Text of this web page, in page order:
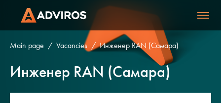
Main page Vacancies Инженер RAN (Самара)
Инженер RAN (Самара)